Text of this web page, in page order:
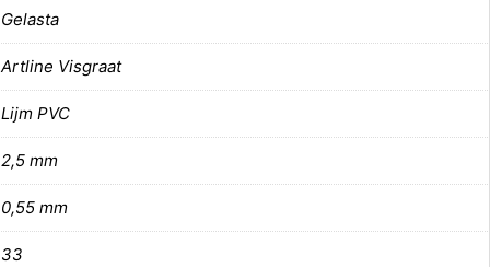
Gelasta
Artline Visgraat
Lijm PVC
2,5 mm
0,55 mm
33